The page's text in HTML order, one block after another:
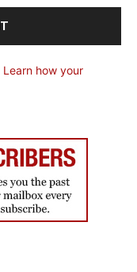
Learn how your